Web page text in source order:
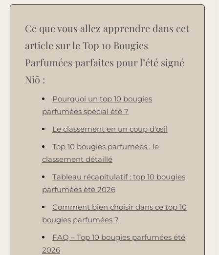
Ce que vous allez apprendre dans cet
article sur le Top 10 Bougies
Parfumées parfaites pour l’été signé
Niõ :
Pourquoi un top 10 bougies
parfumées spécial été ?
Le classement en un coup d'œil
Top 10 bougies parfumées : le
classement détaillé
Tableau récapitulatif : top 10 bougies
parfumées été 2026
Comment bien choisir dans ce top 10
bougies parfumées ?
FAQ – Top 10 bougies parfumées été
2026